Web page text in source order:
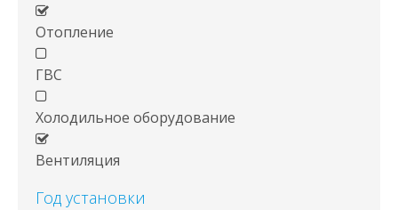
Отопление
ГВС
Холодильное оборудование
Вентиляция
Год установки